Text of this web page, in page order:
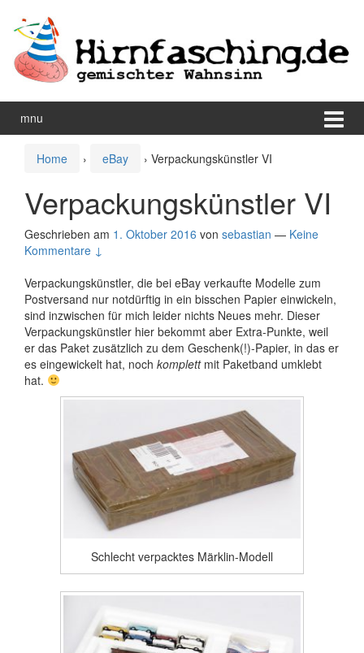
Inhalt
wechseln
Hauptmenü
springen
mnu
Home › eBay › Verpackungskünstler VI
Verpackungskünstler VI
Geschrieben am 1. Oktober 2016 von sebastian — Keine
Kommentare ↓
Verpackungskünstler, die bei eBay verkaufte Modelle zum
Postversand nur notdürftig in ein bisschen Papier einwickeln,
sind inzwischen für mich leider nichts Neues mehr. Dieser
Verpackungskünstler hier bekommt aber Extra-Punkte, weil
er das Paket zusätzlich zu dem Geschenk(!)-Papier, in das er
es eingewickelt hat, noch komplettmit Paketband umklebt
hat.
Schlecht verpacktes Märklin-Modell